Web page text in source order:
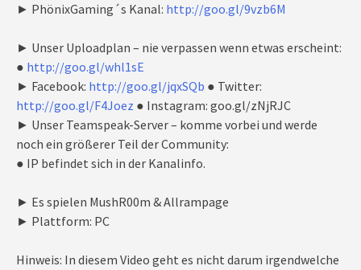
► PhönixGaming´s Kanal: http://goo.gl/9vzb6M
► Unser Uploadplan – nie verpassen wenn etwas erscheint:
● http://goo.gl/whl1sE
► Facebook: http://goo.gl/jqxSQb ● Twitter:
http://goo.gl/F4Joez ● Instagram: goo.gl/zNjRJC
► Unser Teamspeak-Server – komme vorbei und werde
noch ein größerer Teil der Community:
● IP befindet sich in der Kanalinfo.
► Es spielen MushR00m & Allrampage
► Plattform: PC
Hinweis: In diesem Video geht es nicht darum irgendwelche